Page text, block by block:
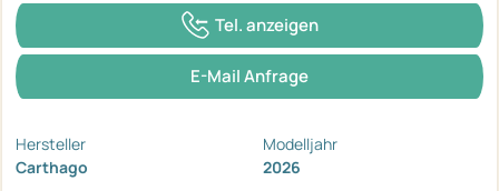
Tel. anzeigen
E-Mail Anfrage
Hersteller
Carthago
Modelljahr
2026